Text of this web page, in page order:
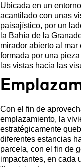
Ubicada en un
acantilado con unas
paisajístico, por un
la Bahía de la
mirador abierto al
formada por una
las vistas hacia las
Con el fin de
emplazamiento, la
estratégicamente
diferentes estancias
parcela, con el fin de
impactantes, en cada